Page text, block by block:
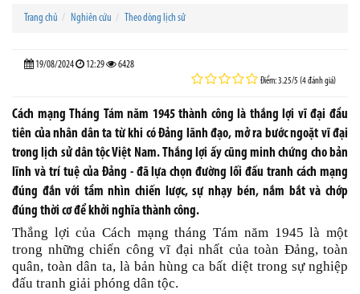
Trang chủ Nghiên cứu Theo dòng lịch sử
19/08/2024 12:29 6428
Điểm: 3.25/5 (4 đánh giá)
Cách mạng Tháng Tám năm 1945 thành công là thắng lợi vĩ đại đầu
tiên của nhân dân ta từ khi có Đảng lãnh đạo, mở ra bước ngoặt vĩ đại
trong lịch sử dân tộc Việt Nam. Thắng lợi ấy cũng minh chứng cho bản
lĩnh và trí tuệ của Ðảng - đã lựa chọn đường lối đấu tranh cách mạng
đúng đắn với tầm nhìn chiến lược, sự nhạy bén, nắm bắt và chớp
đúng thời cơ để khởi nghĩa thành công.
Thắng lợi của Cách mạng tháng Tám năm 1945 là một
trong những chiến công vĩ đại nhất của toàn Đảng, toàn
quân, toàn dân ta, là bản hùng ca bất diệt trong sự nghiệp
đấu tranh giải phóng dân tộc.